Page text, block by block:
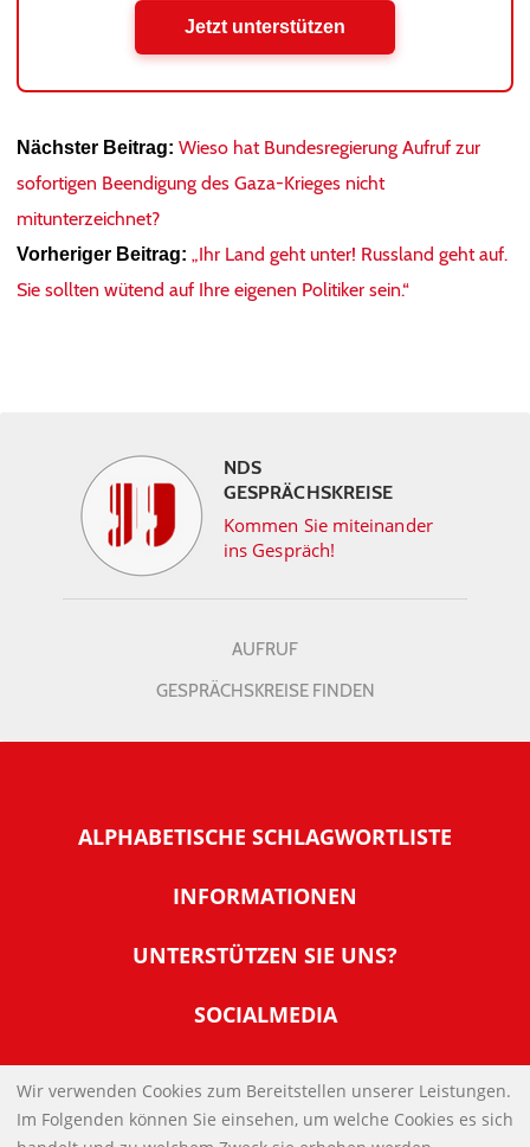
Jetzt unterstützen
Nächster Beitrag: Wieso hat Bundesregierung Aufruf zur
sofortigen Beendigung des Gaza-Krieges nicht
mitunterzeichnet?
Vorheriger Beitrag: „Ihr Land geht unter! Russland geht auf.
Sie sollten wütend auf Ihre eigenen Politiker sein.“
NDS
GESPRÄCHSKREISE
Kommen Sie miteinander
ins Gespräch!
AUFRUF
GESPRÄCHSKREISE FINDEN
ALPHABETISCHE SCHLAGWORTLISTE
INFORMATIONEN
Warum NachDenkSeiten
Tipps zur Nutzung der NachDenkSeiten
Banner und E-Mail-Signaturen
Links
UNTERSTÜTZEN SIE UNS?
Werden Sie Fördermitglied
Spenden Sie Online
SOCIALMEDIA
IMPRESSUM
DATENSCHUTZERKLÄRUNG
Wir verwenden Cookies zum Bereitstellen unserer Leistungen.
Im Folgenden können Sie einsehen, um welche Cookies es sich